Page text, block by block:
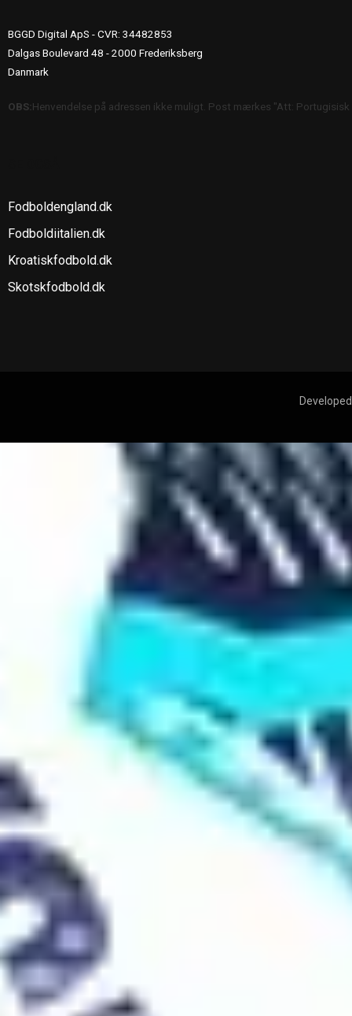
BGGD Digital ApS - CVR: 34482853
Dalgas Boulevard 48 - 2000 Frederiksberg
Danmark
OBS:Henvendelse på adressen ikke muligt. Post mærkes "Att:
Fodboldengland.dk
Fodboldiitalien.dk
Kroatiskfodbold.dk
Skotskfodbold.dk